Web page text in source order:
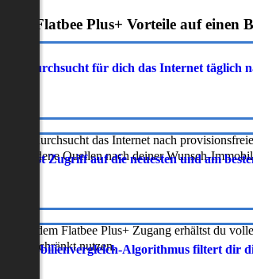
Flatbee Plus+ Vorteile auf einen
durchsucht für dich das Internet täglich
durchsucht das Internet nach
Quellen nach deiner Wunsch-
erhältst Zugriff auf die neuesten und am
mit dem Flatbee Plus+ Zugang erhältst du
nutzen.
Immobilienvergleich-Algorithmus filtert dir